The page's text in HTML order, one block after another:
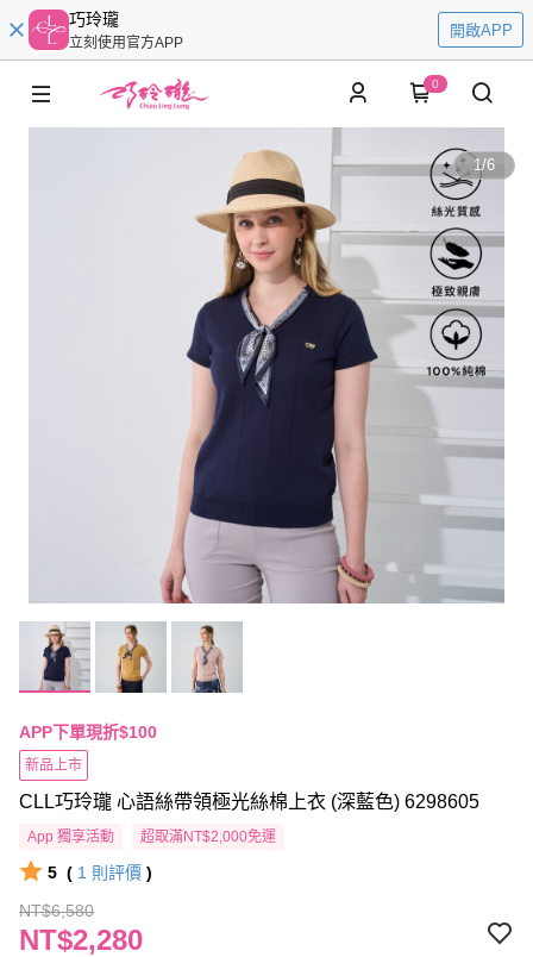
巧玲瓏
立刻使用官方APP
開啟APP
0
1/6
APP下單現折$100
新品上市
CLL巧玲瓏 心語絲帶領極光絲棉上衣 (深藍色) 6298605
App 獨享活動 超取滿NT$2,000免運
5 ( 1 則評價 )
NT$6,580
NT$2,280